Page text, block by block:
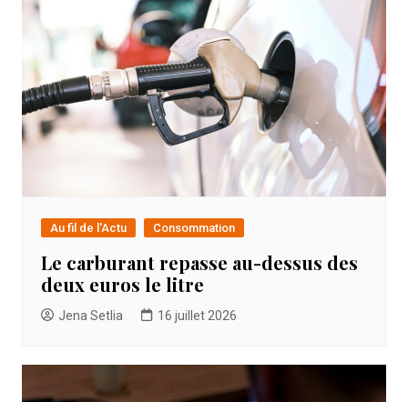
Au fil de l'Actu Consommation
Le carburant repasse au-dessus des
deux euros le litre
Jena Setlia 16 juillet 2026